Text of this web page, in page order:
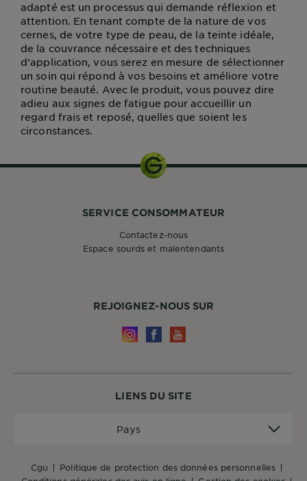
adapté est un processus qui demande réflexion et
attention. En tenant compte de la nature de vos
cernes, de votre type de peau, de la teinte idéale,
de la couvrance nécessaire et des techniques
d'application, vous serez en mesure de sélectionner
un soin qui répond à vos besoins et améliore votre
routine beauté. Avec le produit, vous pouvez dire
adieu aux signes de fatigue pour accueillir un
regard frais et reposé, quelles que soient les
circonstances.
LIENS DU SITE
cgu
politique de protection des données personnelles
Pays
REJOIGNEZ-NOUS SUR
SERVICE CONSOMMATEUR
Contactez-nous
Espace sourds et malentendants